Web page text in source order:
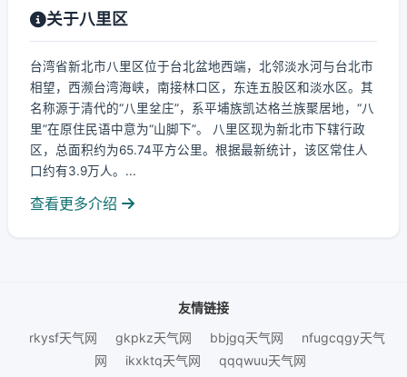
关于八里区
台湾省新北市八里区位于台北盆地西端，北邻淡水河与台北市
相望，西濒台湾海峡，南接林口区，东连五股区和淡水区。其
名称源于清代的“八里坌庄”，系平埔族凯达格兰族聚居地，“八
里”在原住民语中意为“山脚下”。 八里区现为新北市下辖行政
区，总面积约为65.74平方公里。根据最新统计，该区常住人
口约有3.9万人。...
查看更多介绍
友情链接
rkysf天气网
gkpkz天气网 bbjgq天气网
nfugcqgy天气
网
ikxktq天气网 qqqwuu天气网